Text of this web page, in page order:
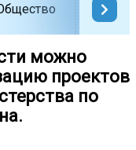
можно
проектов
по